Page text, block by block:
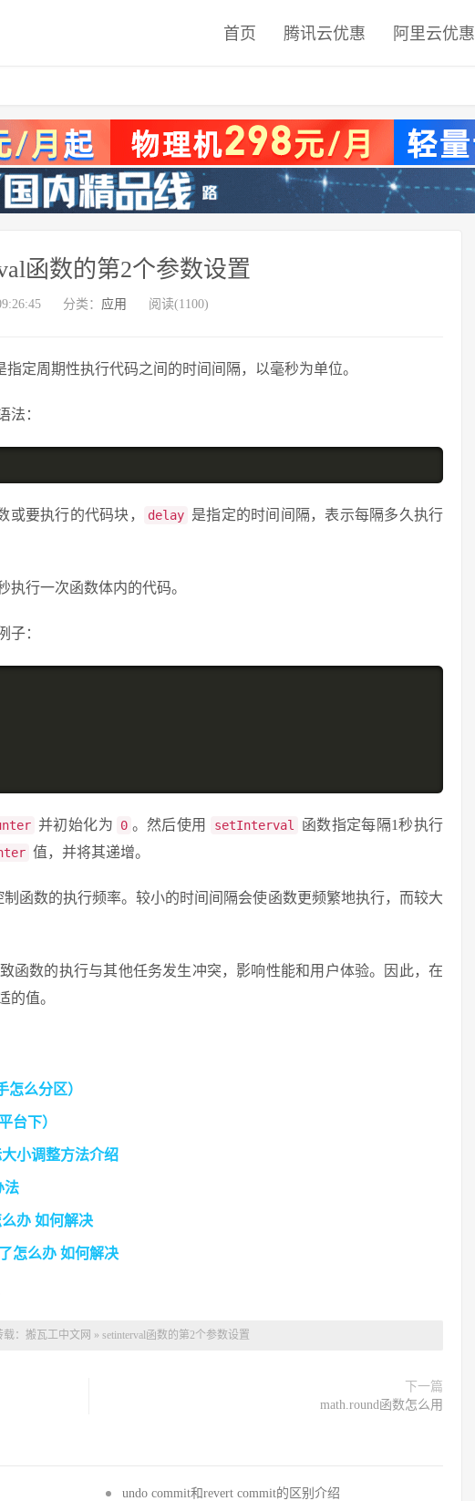
首页 腾讯云优惠 阿里云优惠
函数的第2个参数设置
分类： 应用 阅读(1100)
指定周期性执行代码之间的时间间隔，以毫秒为单位。
法：
或要执行的代码块， delay 是指定的时间间隔，表示每隔多久执行
执行一次函数体内的代码。
子：
并初始化为 0 。然后使用 setInterval
函数指定每隔1秒执行
值，并将其递增。
函数的执行频率。较小的时间间隔会使函数更频繁地执行，而较大
函数的执行与其他任务发生冲突，影响性能和用户体验。因此，在
的值。
么分区）
台下）
小调整方法介绍
法
办 如何解决
怎么办 如何解决
： 搬瓦工中文网 » setinterval函数的第2个参数设置
下一篇
math.round函数怎么用
undo commit和revert commit的区别介绍